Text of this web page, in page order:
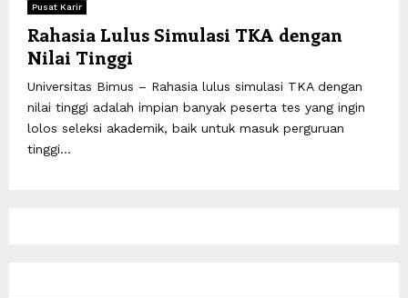
Pusat Karir
Rahasia Lulus Simulasi TKA dengan
Nilai Tinggi
Universitas Bimus – Rahasia lulus simulasi TKA dengan
nilai tinggi adalah impian banyak peserta tes yang ingin
lolos seleksi akademik, baik untuk masuk perguruan
tinggi...